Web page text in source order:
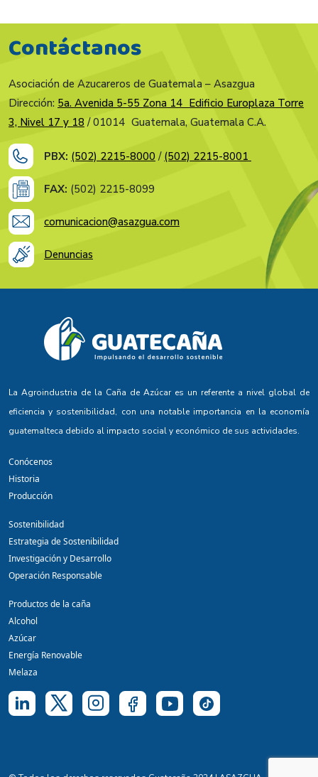
Contáctanos
Asociación de Azucareros de Guatemala – Asazgua
Dirección: 5a. Avenida 5-55 Zona 14 Edificio Europlaza Torre
3, Nivel 17 y 18 / 01014 Guatemala, Guatemala C.A.
PBX: (502) 2215-8000 / (502) 2215-8001
FAX: (502) 2215-8099
comunicacion@asazgua.com
Denuncias
La Agroindustria de la Caña de Azúcar es un referente a nivel global de
eficiencia y sostenibilidad, con una notable importancia en la economía
guatemalteca debido al impacto social y económico de sus actividades.
Conócenos
Historia
Producción
Sostenibilidad
Estrategia de Sostenibilidad
Investigación y Desarrollo
Operación Responsable
Productos de la caña
Alcohol
Azúcar
Energía Renovable
Melaza